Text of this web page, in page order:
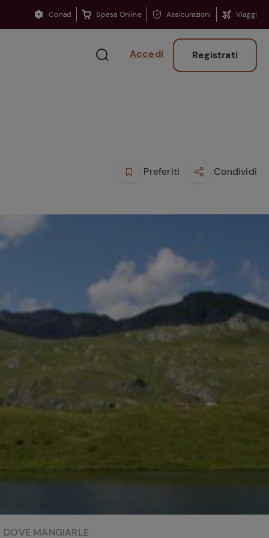
Conad Spesa Online Assicurazioni Viaggi
Accedi Registrati
Finferli, animelle e
salsa ai frutti rossi
legna ed erbe da
usare
Consigli per ritrovare
la concentrazione
perduta
Preferiti Condividi
DOVE MANGIARLE